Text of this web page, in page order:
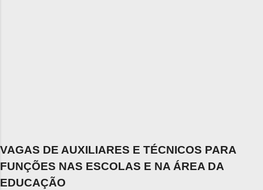
VAGAS DE AUXILIARES E TÉCNICOS PARA
FUNÇÕES NAS ESCOLAS E NA ÁREA DA
EDUCAÇÃO